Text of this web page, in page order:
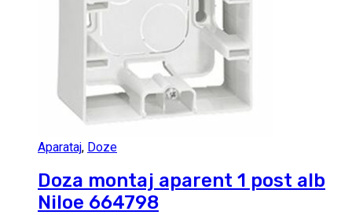
Aparataj, Doze
Doza montaj aparent 1 post alb
Niloe 664798